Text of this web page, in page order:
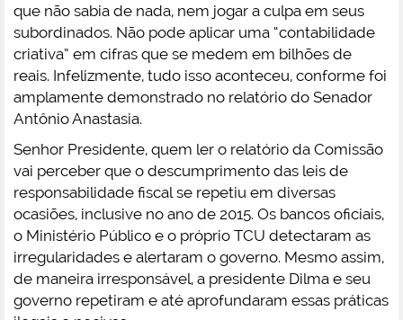
que não sabia de nada, nem jogar a culpa em seus
subordinados. Não pode aplicar uma “contabilidade
criativa” em cifras que se medem em bilhões de
reais. Infelizmente, tudo isso aconteceu, conforme foi
amplamente demonstrado no relatório do Senador
Antônio Anastasia.
Senhor Presidente, quem ler o relatório da Comissão
vai perceber que o descumprimento das leis de
responsabilidade fiscal se repetiu em diversas
ocasiões, inclusive no ano de 2015. Os bancos oficiais,
o Ministério Público e o próprio TCU detectaram as
irregularidades e alertaram o governo. Mesmo assim,
de maneira irresponsável, a presidente Dilma e seu
governo repetiram e até aprofundaram essas práticas